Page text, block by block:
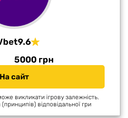
9.6
5000 грн
На сайт
викликати ігрову залежність.
відповідальної гри